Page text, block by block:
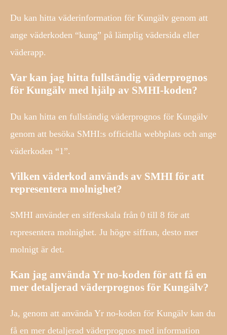
Du kan hitta väderinformation för Kungälv genom att
ange väderkoden “kung” på lämplig vädersida eller
väderapp.
Var kan jag hitta fullständig väderprognos
för Kungälv med hjälp av SMHI-koden?
Du kan hitta en fullständig väderprognos för Kungälv
genom att besöka SMHI:s officiella webbplats och ange
väderkoden “1”.
Vilken väderkod används av SMHI för att
representera molnighet?
SMHI använder en sifferskala från 0 till 8 för att
representera molnighet. Ju högre siffran, desto mer
molnigt är det.
Kan jag använda Yr no-koden för att få en
mer detaljerad väderprognos för Kungälv?
Ja, genom att använda Yr no-koden för Kungälv kan du
få en mer detaljerad väderprognos med information